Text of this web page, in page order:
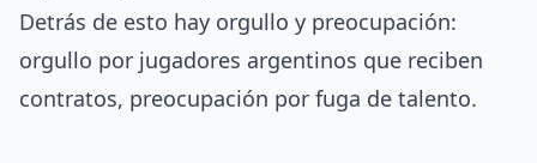
Detrás de esto hay orgullo y preocupación:
orgullo por jugadores argentinos que reciben
contratos, preocupación por fuga de talento.